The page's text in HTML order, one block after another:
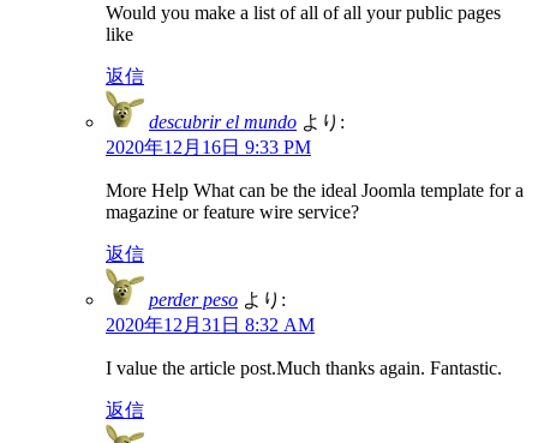
Would you make a list of all of all your public pages
like
返信
descubrir el mundo より:
2020年12月16日 9:33 PM
More Help What can be the ideal Joomla template for a
magazine or feature wire service?
返信
perder peso より:
2020年12月31日 8:32 AM
I value the article post.Much thanks again. Fantastic.
返信